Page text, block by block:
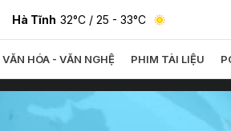
Hà Tĩnh 32°C / 25 - 33°C
VĂN HÓA - VĂN NGHỆ PHIM TÀI LIỆU